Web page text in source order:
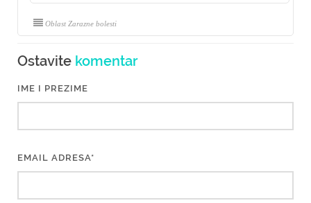
Oblast Zarazne bolesti
Ostavite komentar
IME I PREZIME
EMAIL ADRESA*